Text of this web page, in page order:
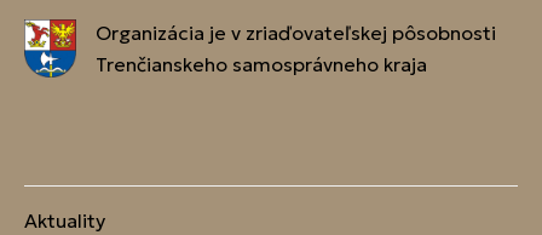
Organizácia je v zriaďovateľskej pôsobnosti
Trenčianskeho samosprávneho kraja
Aktuality